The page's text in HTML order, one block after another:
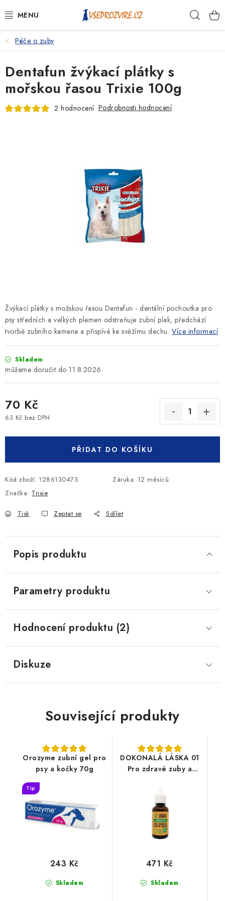
na
PSI
KOČKY
KONĚ
KRÁLÍCI/HLODAVCI/PTÁCI
Péče o zuby
Žvýkací plátky s možskou řasou Dentafun - dentální pochoutka pro
psy středních a velkých plemen odstraňuje zubní plak, předchází
tvorbě zubního kamene a přispívá ke svěžímu dechu. Více informací
Skladem
11.8.2026
70 Kč
63 Kč bez DPH
PŘIDAT DO KOŠÍKU
Kód zboží: 1286130475 Záruka: 12 měsíců
Značka: Trixie
Tisk Zeptat se Sdílet
Dentafun žvýkací plátky s
mořskou řasou Trixie 100g
2 hodnocení Podrobnosti hodnocení
Popis produktu
Parametry produktu
Hodnocení produktu (2)
Diskuze
Související produkty
Orozyme zubní gel pro
psy a kočky 70g
Tip
Skladem
243 Kč
DOKONALÁ LÁSKA 01
Pro zdravé zuby a
Skladem
471 Kč